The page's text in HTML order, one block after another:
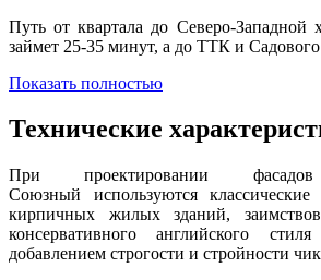
Путь от квартала до Северо-Западной
займет 25-35 минут, а до ТТК и Садового
Показать полностью
Технические
При проектировании
Союзный используются
кирпичных жилых зданий,
консервативного английского
добавлением строгости и стройности